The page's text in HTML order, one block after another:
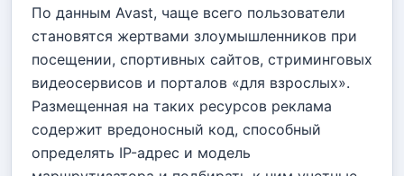
По данным Avast, чаще всего пользователи
становятся жертвами злоумышленников при
посещении, спортивных сайтов, стриминговых
видеосервисов и порталов «для взрослых».
Размещенная на таких ресурсов реклама
содержит вредоносный код, способный
определять IP-адрес и модель